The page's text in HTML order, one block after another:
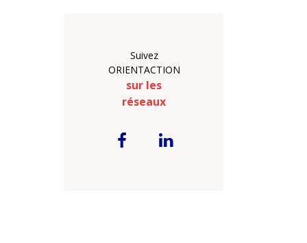
Suivez
ORIENTACTION
sur les
réseaux